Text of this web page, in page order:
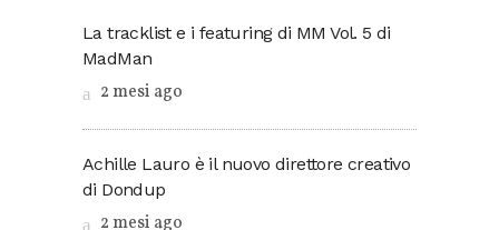
La tracklist e i featuring di MM Vol. 5 di
MadMan
2 mesi ago
Achille Lauro è il nuovo direttore creativo
di Dondup
2 mesi ago